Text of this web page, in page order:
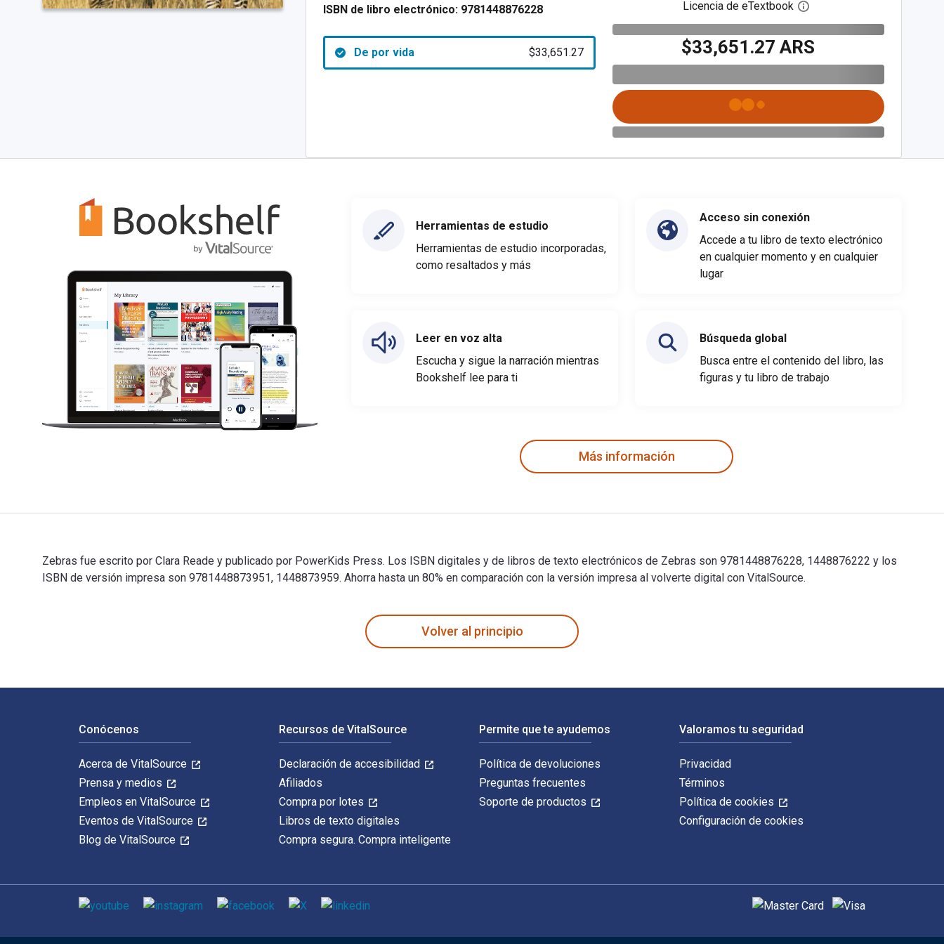
ISBN de libro electrónico: 9781448876228
De por vida $33,651.27
Licencia de eTextbook Abre el cuadro de diálogo
$33,651.27 ARS
Herramientas de estudio
Herramientas de estudio incorporadas,
como resaltados y más
Leer en voz alta
Escucha y sigue la narración mientras
Bookshelf lee para ti
Acceso sin conexión
Accede a tu libro de texto electrónico
en cualquier momento y en cualquier
lugar
Búsqueda global
Busca entre el contenido del libro, las
figuras y tu libro de trabajo
Más información
Zebras fue escrito por Clara Reade y publicado por PowerKids Press. Los ISBN digitales y de libros de texto electrónicos de Zebras son 9781448876228, 1448876222 y los
ISBN de versión impresa son 9781448873951, 1448873959. Ahorra hasta un 80% en comparación con la versión impresa al volverte digital con VitalSource.
Volver al principio
Conócenos
Acerca de VitalSource
Prensa y medios
Empleos en VitalSource
Eventos de VitalSource
Blog de VitalSource
Recursos de VitalSource
Declaración de accesibilidad
Afiliados
Compra por lotes
Libros de texto digitales
Compra segura. Compra inteligente
Permite que te ayudemos
Política de devoluciones
Preguntas frecuentes
Soporte de productos
Valoramos tu seguridad
Privacidad
Términos
Política de cookies
Configuración de cookies
Medios de comunicación social Métodos de pago admitidos